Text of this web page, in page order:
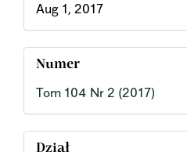
Aug 1, 2017
Numer
Tom 104 Nr 2 (2017)
Dział